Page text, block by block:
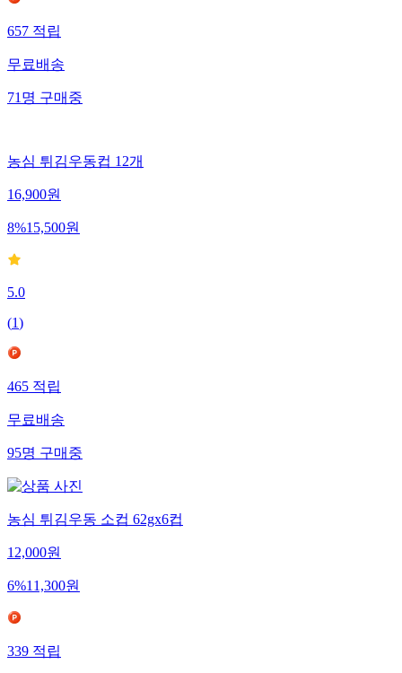
657적립
무료배송
71명구매중
농심 튀김우동컵 12개
16,900원
8%15,500원
5.0
(1)
465적립
무료배송
95명구매중
농심 튀김우동 소컵 62gx6컵
12,000원
6%11,300원
339적립